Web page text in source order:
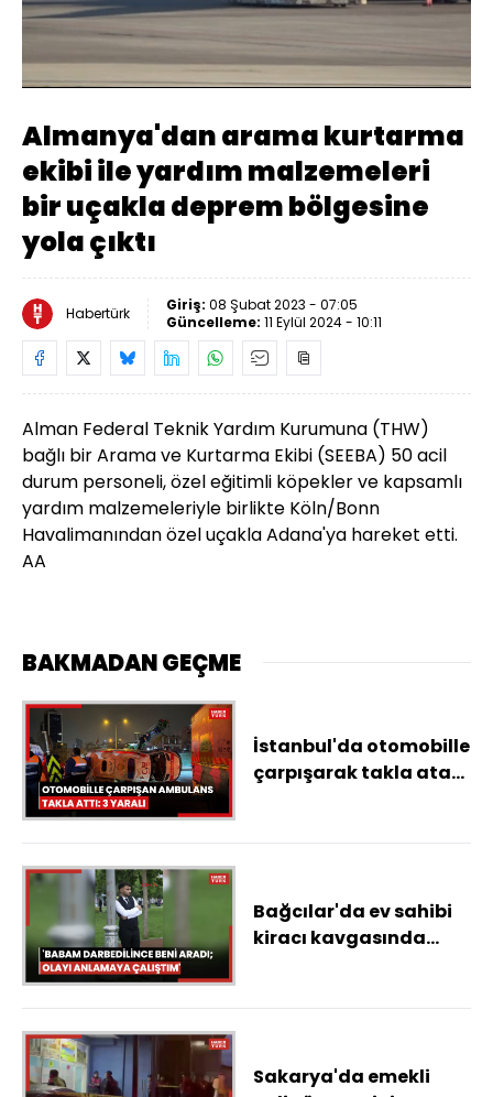
Sesi
Aç
Yüklendi
27.01%
Oynatma
Hızı
Almanya'dan arama kurtarma
ekibi ile yardım malzemeleri
bir uçakla deprem bölgesine
yola çıktı
Habertürk Giriş: 08 Şubat 2023 - 07:05
Güncelleme: 11 Eylül 2024 - 10:11
Alman Federal Teknik Yardım Kurumuna (THW)
bağlı bir Arama ve Kurtarma Ekibi (SEEBA) 50 acil
durum personeli, özel eğitimli köpekler ve kapsamlı
yardım malzemeleriyle birlikte Köln/Bonn
Havalimanından özel uçakla Adana'ya hareket etti.
AA
BAKMADAN GEÇME
İstanbul'da otomobille
çarpışarak takla atan
Bağcılar'da ev sahibi
kiracı kavgasında
Sakarya'da emekli